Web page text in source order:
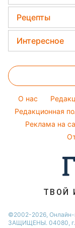
Погода на
Ани Лорак
Кейт
Алла Пугачева
Максим
Настя
Виталий
Потап
София Ротару
Новости
Новости Ровно
Новости
Новости
Новости
Новости
Новости
Новости
Модные
Новости
Советы от
Окрашивание
Красивый
Рецепты
Закуски
Салаты
Простые блюда
Легкие
Напитки
Праздничное
Интересное
Тесты по
Оптические
Народные
Все о шоу-
O нас
Редакционная
Реклама на
ТВОЙ
©2002-2026, Онлайн-
ЗАЩИЩЕНЫ. 04080, г.